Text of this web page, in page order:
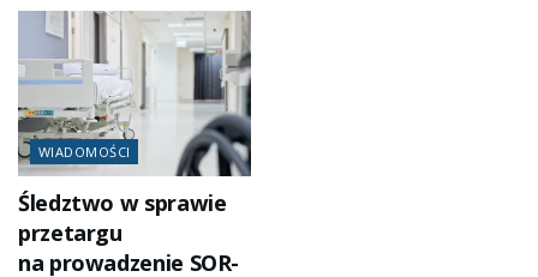
WIADOMOŚCI
Śledztwo w sprawie
przetargu
na prowadzenie SOR-